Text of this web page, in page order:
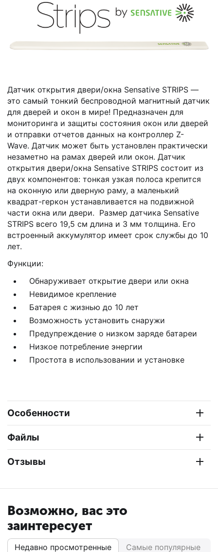
Датчик открытия двери/окна Sensative STRIPS ―
это самый тонкий беспроводной магнитный датчик
для дверей и окон в мире! Предназначен для
мониторинга и защиты состояния окон или дверей
и отправки отчетов данных на контроллер Z-
Wave. Датчик может быть установлен практически
незаметно на рамах дверей или окон. Датчик
открытия двери/окна Sensative STRIPS состоит из
двух компонентов: тонкая узкая полоса крепится
на оконную или дверную раму, а маленький
квадрат-геркон устанавливается на подвижной
части окна или двери. Размер датчика Sensative
STRIPS всего 19,5 см длина и 3 мм толщина. Его
встроенный аккумулятор имеет срок службы до 10
лет.
Функции:
Обнаруживает открытие двери или окна
Невидимое крепление
Батарея с жизнью до 10 лет
Возможность установить снаружи
Предупреждение о низком заряде батареи
Низкое потребление энергии
Простота в использовании и установке
Особенности
Файлы
Отзывы
Возможно, вас это
заинтересует
Недавно просмотренные Самые популярные